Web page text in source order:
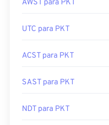
AWST para PKT
UTC para PKT
ACST para PKT
SAST para PKT
NDT para PKT